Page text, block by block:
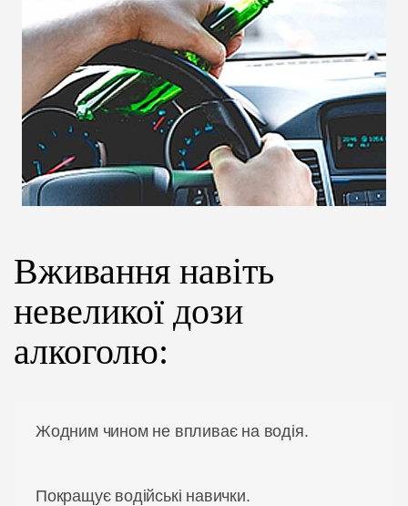
ЦІНИ
ГРАФІК
ІНСТРУКТОРИ
ОНЛАЙН НАВЧАННЯ
Вживання навіть
невеликої дози
алкоголю:
Жодним чином не впливає на водія.
Покращує водійські навички.